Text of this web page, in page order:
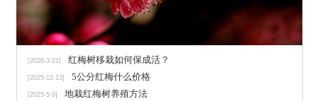
[2026-3-21] 红梅树移栽如何保成活？
[2025-12-13] 5公分红梅什么价格
[2025-5-9] 地栽红梅树养殖方法